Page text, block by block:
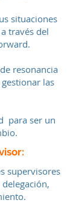
situaciones
través del
resonancia
las
para ser un
supervisores